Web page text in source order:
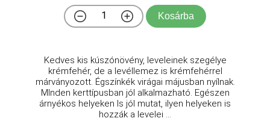
Kosárba
Kedves kis kúszónövény, leveleinek szegélye
krémfehér, de a levéllemez is krémfehérrel
márványozott. Égszínkék virágai májusban nyílnak.
MInden kerttípusban jól alkalmazható. Egészen
árnyékos helyeken ls jól mutat, ilyen helyeken is
hozzák a levelei ...